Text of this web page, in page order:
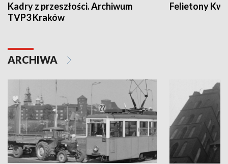
Kadry z przeszłości. Archiwum
TVP3 Kraków
Felietony
ARCHIWA